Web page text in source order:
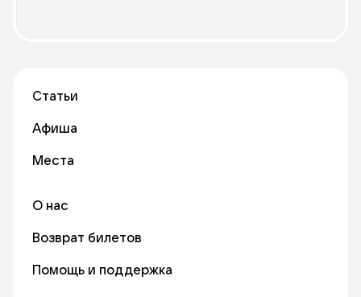
Статьи
Афиша
Места
О нас
Возврат билетов
Помощь и поддержка